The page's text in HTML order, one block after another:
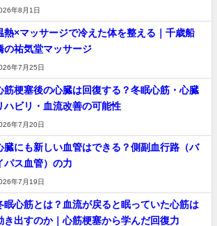
年8月1日
熱×マッサージで冷えた体を整える｜千歳船
の祐気堂マッサージ
年7月25日
筋梗塞後の心臓は回復する？冬眠心筋・心臓
ハビリ・血流改善の可能性
年7月20日
臓にも新しい血管はできる？側副血行路（バ
パス血管）の力
年7月19日
眠心筋とは？血流が戻ると眠っていた心筋は
き出すのか｜心筋梗塞から学んだ回復力